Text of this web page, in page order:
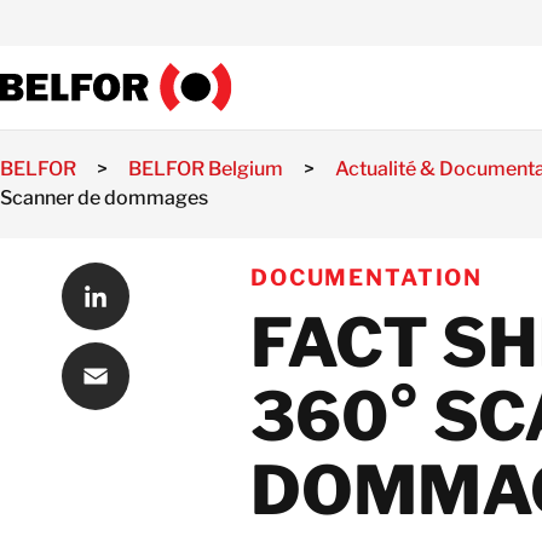
content
BELFOR > BELFOR Belgium > Actualité &
Scanner de dommages
LinkedIn
DOCUMENTATION
FACT
360°